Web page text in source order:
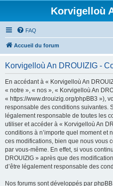
Korvigelloù
FAQ
Accueil du forum
Korvigelloù An DROUIZIG -
En accédant à « Korvigelloù An
« notre », « nos », « Korvigelloù An
« https://www.drouizig.org/phpBB3 »),
responsable des conditions suivantes.
légalement responsable de toutes les
utiliser et accéder à « Korvigelloù An
conditions à n’importe quel moment et
ces modifications, bien que nous vous
par vous-même. En effet, si vous
DROUIZIG » après que des
d’être légalement responsable des
Nos forums sont développés par